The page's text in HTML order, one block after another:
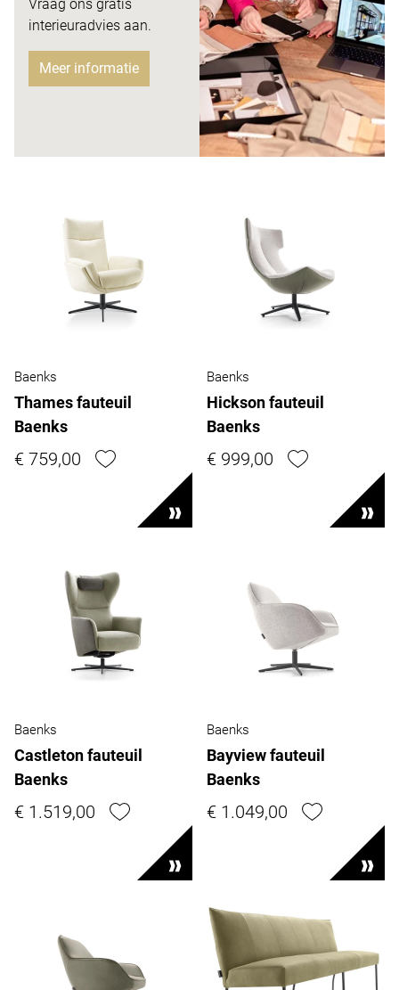
Vraag ons gratis
interieuradvies aan.
Meer informatie
Baenks
Thames fauteuil
Baenks
€ 759,00
Baenks
Hickson fauteuil
Baenks
€ 999,00
Baenks
Castleton fauteuil
Baenks
€ 1.519,00
Baenks
Bayview fauteuil
Baenks
€ 1.049,00